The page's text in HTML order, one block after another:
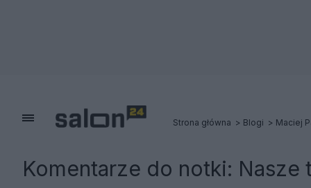
Strona główna Blogi Maciej
Komentarze do notki: Nasze